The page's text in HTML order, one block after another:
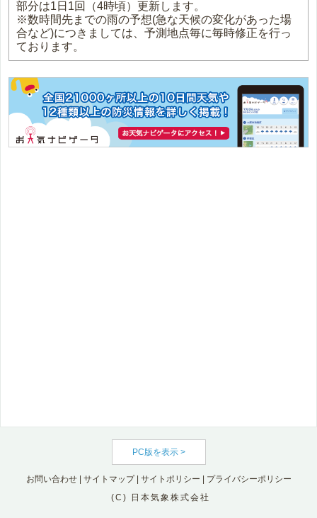
部分は1日1回（4時頃）更新します。
※数時間先までの雨の予想(急な天候の変化があった場
合など)につきましては、予測地点毎に毎時修正を行っ
ております。
PC版を表示 >
お問い合わせ| サイトマップ| サイトポリシー
プライバシーポリシー
(C) 日本気象株式会社